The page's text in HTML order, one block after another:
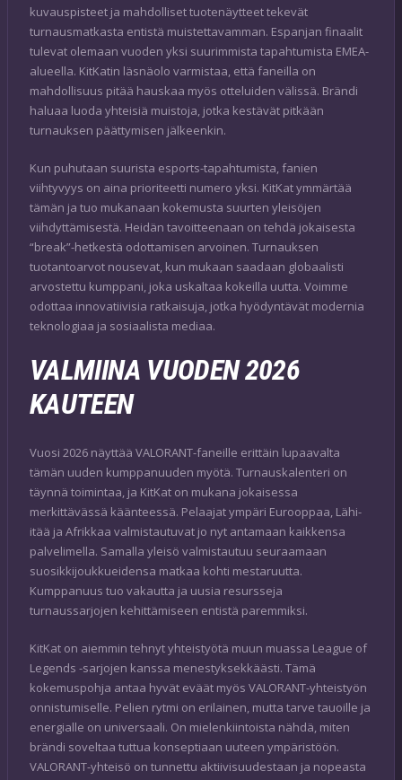
kuvauspisteet ja mahdolliset tuotenäytteet tekevät
turnausmatkasta entistä muistettavamman. Espanjan finaalit
tulevat olemaan vuoden yksi suurimmista tapahtumista EMEA-
alueella. KitKatin läsnäolo varmistaa, että faneilla on
mahdollisuus pitää hauskaa myös otteluiden välissä. Brändi
haluaa luoda yhteisiä muistoja, jotka kestävät pitkään
turnauksen päättymisen jälkeenkin.
Kun puhutaan suurista esports-tapahtumista, fanien
viihtyvyys on aina prioriteetti numero yksi. KitKat ymmärtää
tämän ja tuo mukanaan kokemusta suurten yleisöjen
viihdyttämisestä. Heidän tavoitteenaan on tehdä jokaisesta
“break”-hetkestä odottamisen arvoinen. Turnauksen
tuotantoarvot nousevat, kun mukaan saadaan globaalisti
arvostettu kumppani, joka uskaltaa kokeilla uutta. Voimme
odottaa innovatiivisia ratkaisuja, jotka hyödyntävät modernia
teknologiaa ja sosiaalista mediaa.
VALMIINA VUODEN 2026
KAUTEEN
Vuosi 2026 näyttää VALORANT-faneille erittäin lupaavalta
tämän uuden kumppanuuden myötä. Turnauskalenteri on
täynnä toimintaa, ja KitKat on mukana jokaisessa
merkittävässä käänteessä. Pelaajat ympäri Eurooppaa, Lähi-
itää ja Afrikkaa valmistautuvat jo nyt antamaan kaikkensa
palvelimella. Samalla yleisö valmistautuu seuraamaan
suosikkijoukkueidensa matkaa kohti mestaruutta.
Kumppanuus tuo vakautta ja uusia resursseja
turnaussarjojen kehittämiseen entistä paremmiksi.
KitKat on aiemmin tehnyt yhteistyötä muun muassa League of
Legends -sarjojen kanssa menestyksekkäästi. Tämä
kokemuspohja antaa hyvät eväät myös VALORANT-yhteistyön
onnistumiselle. Pelien rytmi on erilainen, mutta tarve tauoille ja
energialle on universaali. On mielenkiintoista nähdä, miten
brändi soveltaa tuttua konseptiaan uuteen ympäristöön.
VALORANT-yhteisö on tunnettu aktiivisuudestaan ja nopeasta